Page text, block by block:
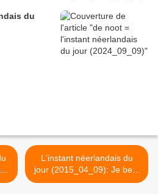
du
L'instant néerlandais du
jour (2015_04_09): Je bent
echt mooi >